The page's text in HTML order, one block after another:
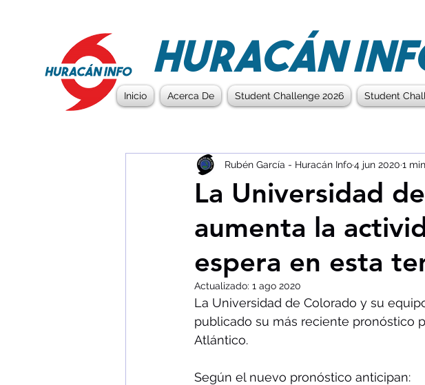
HURACÁN
Inicio Acerca De Student Challenge 2026 Student
La Universidad
aumenta la
espera en esta
Rubén García - Huracán Info4 jun 2020 1
Actualizado: 1 ago 2020
La Universidad de Colorado y su
publicado su más reciente pronóstico
Atlántico.
Según el nuevo pronóstico anticipan: